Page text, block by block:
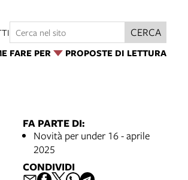
FARE PER PROPOSTE DI LETTURA
CERCA
FA PARTE DI:
Novità per under 16 - aprile
2025
CONDIVIDI